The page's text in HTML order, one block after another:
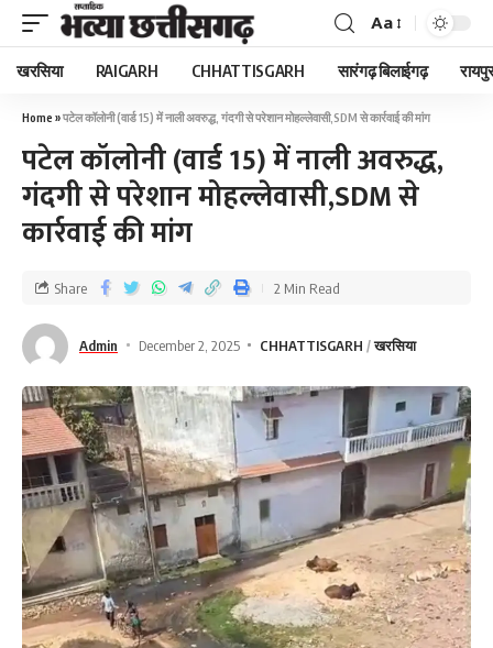
Aa
खरसिया RAIGARH CHHATTISGARH सारंगढ़ बिलाईगढ़
Home »पटेल कॉलोनी (वार्ड 15) में नाली अवरुद्ध, गंदगी से परेशान मोहल्लेवासी,SDM से कार्रवाई की मांग
पटेल कॉलोनी (वार्ड 15) में नाली अवरुद्ध,
गंदगी से परेशान मोहल्लेवासी,SDM से
कार्रवाई की मांग
Admin December 2, 2025 CHHATTISGARH खरसिया
Share 2 Min Read